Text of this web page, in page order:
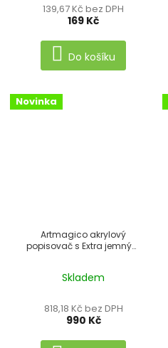
139,67 Kč bez DPH
169 Kč
Do košíku
Novinka
Artmagico akrylový
popisovač s Extra jemným
Skladem
818,18 Kč bez DPH
990 Kč